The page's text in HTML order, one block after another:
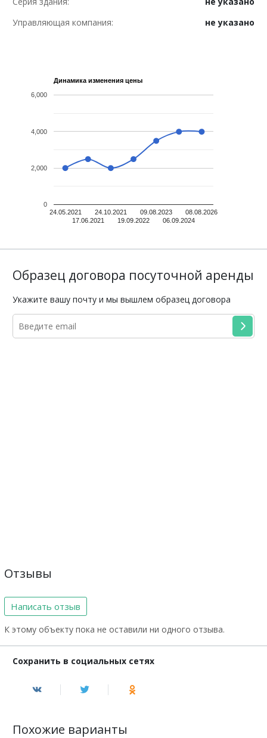
Управляющая компания:
не указано
Динамика изменения цены
24.05.2021
17.06.2021
24.10.2021
19.09.2022
09.08.2023
06.09.2024
08.08.2026
0
2,000
4,000
6,000
Образец договора посуточной аренды
Укажите вашу почту и мы вышлем образец договора
Отзывы
Написать отзыв
К этому объекту пока не оставили ни одного отзыва.
Сохранить в социальных сетях
Похожие варианты